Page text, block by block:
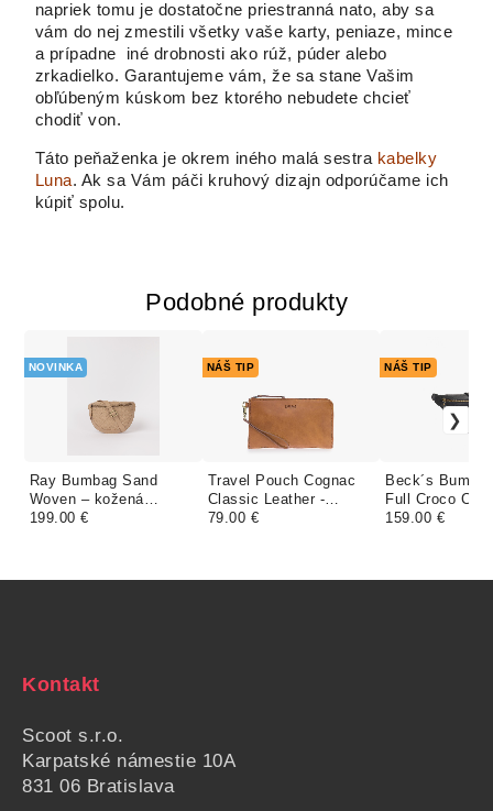
napriek tomu je dostatočne priestranná nato, aby sa
vám do nej zmestili všetky vaše karty, peniaze, mince
a prípadne iné drobnosti ako rúž, púder alebo
zrkadielko. Garantujeme vám, že sa stane Vašim
obľúbeným kúskom bez ktorého nebudete chcieť
chodiť von.
Táto peňaženka je okrem iného malá sestra kabelky
Luna. Ak sa Vám páči kruhový dizajn odporúčame ich
kúpiť spolu.
Podobné produkty
Ray Bumbag Sand
Woven – kožená
ľadvinka v pieskovej
NOVINKA
199.00 €
Travel Pouch Cognac
Classic Leather -
cestovná peňaženka
NÁŠ TIP
79.00 €
Beck´s Bum
Full Croco
Leather -
NÁŠ TIP
159.00 €
Kontakt
Scoot s.r.o.
Karpatské námestie 10A
831 06 Bratislava